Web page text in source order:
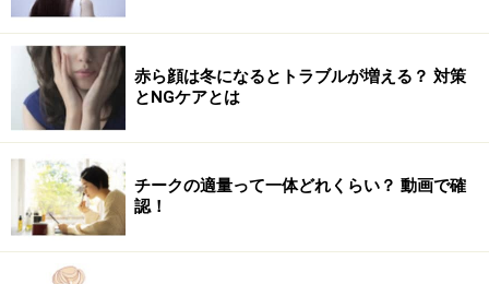
赤ら顔は冬になるとトラブルが増える？ 対策
とNGケアとは
チークの適量って一体どれくらい？ 動画で確
認！